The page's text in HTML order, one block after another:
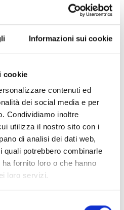
Informazioni sui cookie
cookie
contenuti ed
dei social media e per
Condividiamo inoltre
utilizza il nostro sito con i
di analisi dei dati web,
quali potrebbero combinarle
fornito loro o che hanno
loro servizi.
cG M16 89
e acquistare, devi